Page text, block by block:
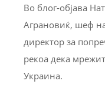
Во блог-објава
Аграновиќ, шеф
директор за
рекоа дека
Украина.